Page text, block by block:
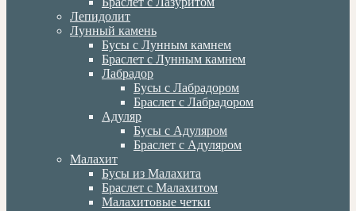
Лепидолит
Лунный камень
Бусы с Лунным камнем
Браслет с Лунным камнем
Лабрадор
Бусы с Лабрадором
Браслет с Лабрадором
Адуляр
Бусы с Адуляром
Браслет с Адуляром
Малахит
Бусы из Малахита
Браслет с Малахитом
Малахитовые четки